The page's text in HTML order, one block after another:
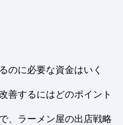
のに必要な資金はいく
善するにはどのポイント
、ラーメン屋の出店戦略